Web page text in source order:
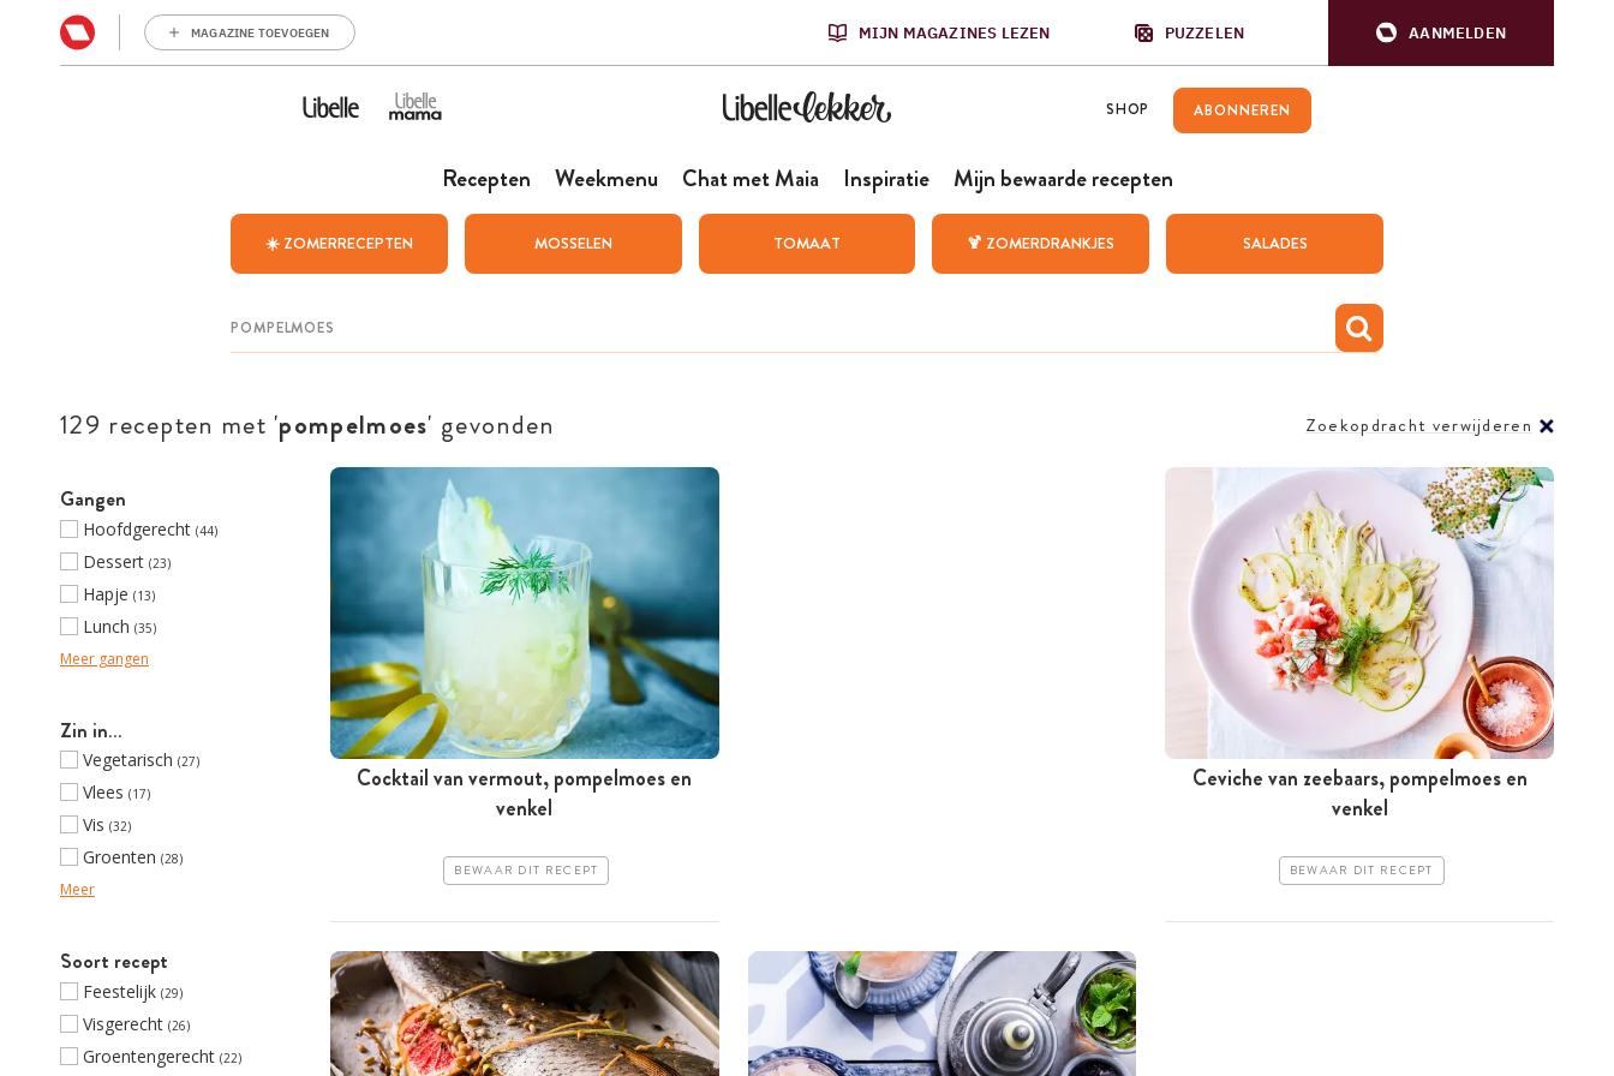
MAGAZINE TOEVOEGEN MIJN MAGAZINES LEZEN PUZZELEN AANMELDEN
SHOP ABONNEREN
Recepten Weekmenu Chat met Maia Inspiratie Mijn bewaarde recepten
☀️ ZOMERRECEPTEN MOSSELEN TOMAAT 🍹 ZOMERDRANKJES SALADES
129 recepten met 'pompelmoes' gevonden Zoekopdracht verwijderen
Gangen
Hoofdgerecht (44)
Dessert (23)
Hapje (13)
Lunch (35)
Meer gangen
Zin in…
Vegetarisch (27)
Vlees (17)
Vis (32)
Groenten (28)
Meer
Soort recept
Feestelijk (29)
Visgerecht (26)
Groentengerecht (22)
Cocktail van vermout, pompelmoes en
venkel
BEWAAR DIT RECEPT
Ceviche van zeebaars, pompelmoes en
venkel
BEWAAR DIT RECEPT